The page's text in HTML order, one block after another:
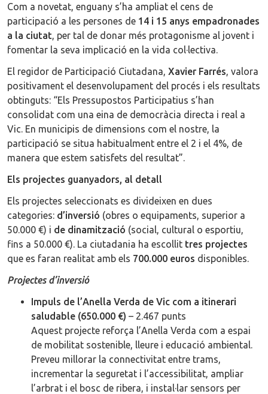
Com a novetat, enguany s’ha ampliat el cens de
participació a les persones de 14 i 15 anys empadronades
a la ciutat, per tal de donar més protagonisme al jovent i
fomentar la seva implicació en la vida col·lectiva.
El regidor de Participació Ciutadana, Xavier Farrés, valora
positivament el desenvolupament del procés i els resultats
obtinguts: “Els Pressupostos Participatius s’han
consolidat com una eina de democràcia directa i real a
Vic. En municipis de dimensions com el nostre, la
participació se situa habitualment entre el 2 i el 4%, de
manera que estem satisfets del resultat”.
Els projectes guanyadors, al detall
Els projectes seleccionats es divideixen en dues
categories: d’inversió (obres o equipaments, superior a
50.000 €) i de dinamització (social, cultural o esportiu,
fins a 50.000 €). La ciutadania ha escollit tres projectes
que es faran realitat amb els 700.000 euros disponibles.
Projectes d’inversió
Impuls de l’Anella Verda de Vic com a itinerari
saludable (650.000 €) – 2.467 punts
Aquest projecte reforça l’Anella Verda com a espai
de mobilitat sostenible, lleure i educació ambiental.
Preveu millorar la connectivitat entre trams,
incrementar la seguretat i l’accessibilitat, ampliar
l’arbrat i el bosc de ribera, i instal·lar sensors per